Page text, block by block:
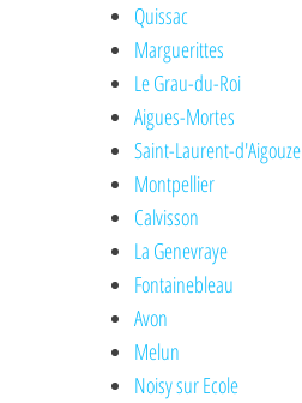
Quissac
Marguerittes
Le Grau-du-Roi
Aigues-Mortes
Saint-Laurent-d'Aigouze
Montpellier
Calvisson
La Genevraye
Fontainebleau
Avon
Melun
Noisy sur Ecole